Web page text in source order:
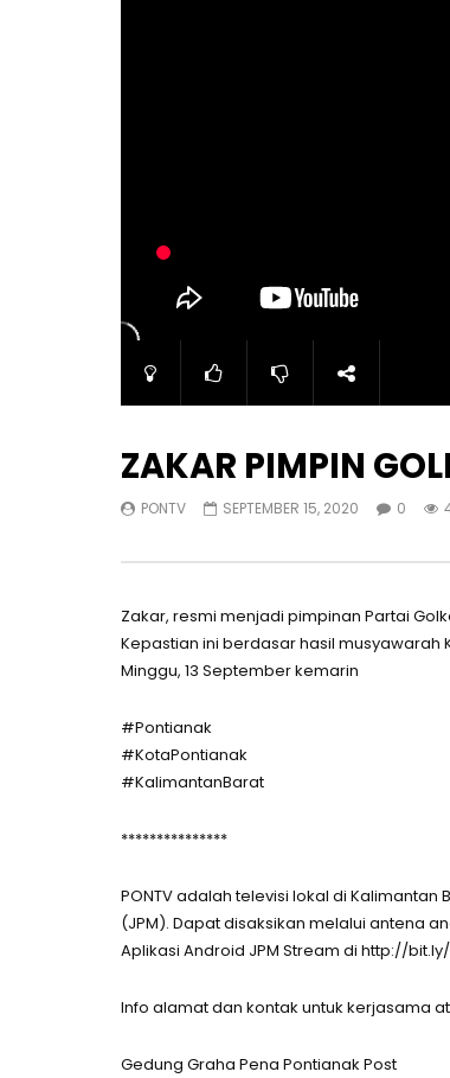
ZAKAR PIMPIN
PONTV SEPTEMBER 15, 2020 0
Zakar, resmi menjadi pimpinan Partai
Kepastian ini berdasar hasil musyawarah
Minggu, 13 September kemarin
#Pontianak
#KotaPontianak
#KalimantanBarat
***************
PONTV adalah televisi lokal di
(JPM). Dapat disaksikan melalui antena
Aplikasi Android JPM Stream di http://bit.ly/
Info alamat dan kontak untuk kerjasama
Gedung Graha Pena Pontianak Post